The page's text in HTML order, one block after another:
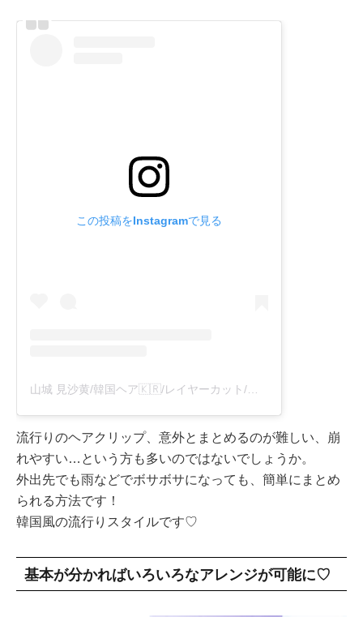
この投稿をInstagramで見る
山城 見沙黄/韓国ヘア🇰🇷/レイヤーカット/顔周りレイヤー(@abbey_misaki)がシェアした投稿
流行りのヘアクリップ、意外とまとめるのが難しい、崩
れやすい…という方も多いのではないでしょうか。
外出先でも雨などでボサボサになっても、簡単にまとめ
られる方法です！
韓国風の流行りスタイルです♡
基本が分かればいろいろなアレンジが可能に♡